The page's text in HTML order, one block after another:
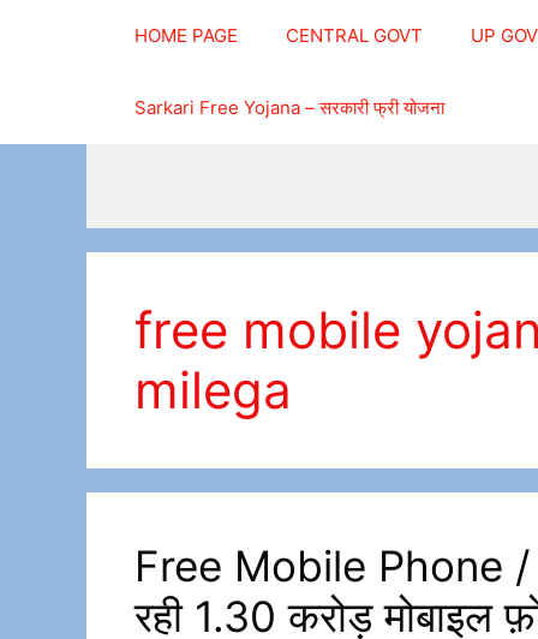
HOME PAGE CENTRAL GOVT UP
Sarkari Free Yojana – सरकारी फ्री योजना
free mobile
milega
Free Mobile Phone /
रही 1.30 करोड़ मोबाइल